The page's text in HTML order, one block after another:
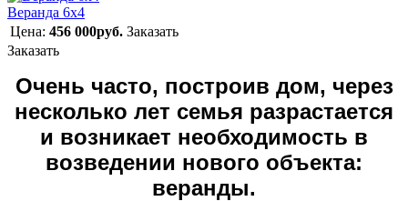
Веранда 6х4
Цена: 456 000руб. Заказать
Заказать
Очень часто, построив дом, через
несколько лет семья разрастается
и возникает необходимость в
возведении нового объекта:
веранды.